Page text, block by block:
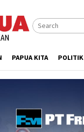
PAPUA KITA POLITIK